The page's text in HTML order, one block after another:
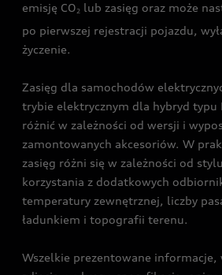
emisję CO2 lub zasięg oraz może
po pierwszej rejestracji pojazdu,
życzenie.
Zasięg dla samochodów
trybie elektrycznym dla hybryd typu
różnić w zależności od wersji i
zamontowanych akcesoriów. W
zasięg różni się w zależności od
korzystania z dodatkowych
temperatury zewnętrznej, liczby
ładunkiem i topografii terenu.
Wszelkie prezentowane informacje,